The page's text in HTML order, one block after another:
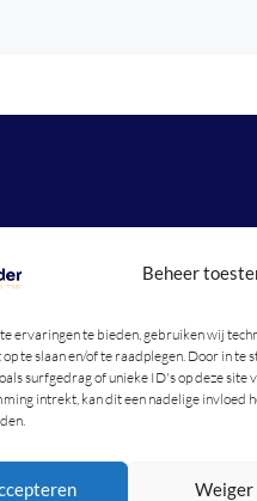
Beheer
ervaringen te bieden, gebruiken wij
op te slaan en/of te raadplegen. Door in te
surfgedrag of unieke ID's op deze
intrekt, kan dit een nadelige invloed
Weiger